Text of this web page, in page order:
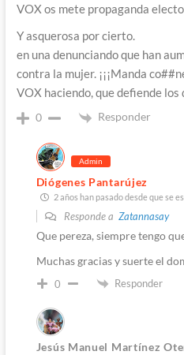
VOX os mete propaganda
Y asquerosa por cierto.
en una denunciando que han
contra la mujer. ¡¡¡Manda
VOX haciendo, que defiende los
0 Responder
Admin
Diógenes Pantarújez
2 años han pasado desde que se
Responde a Zatannasay
Que pereza, siempre tengo
Muchas gracias y suerte el
0 Responder
Jesús Manuel Martínez